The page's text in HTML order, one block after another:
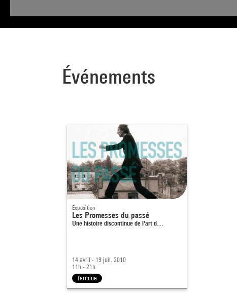
Événements
Exposition
Les Promesses du passé
Une histoire discontinue de l'art d…
14 avril - 19 juil. 2010
11h - 21h
Terminé